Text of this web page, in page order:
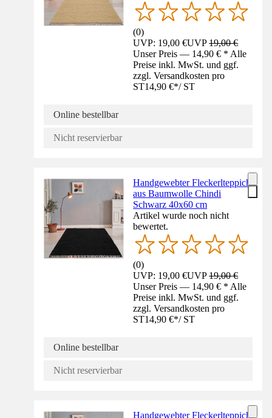
(0)
UVP: 19,00 €UVP19,00 €
Unser Preis — 14,90 € * Alle
Preise inkl. MwSt. und ggf.
zzgl. Versandkosten pro
ST14,90 €*/ ST
Online bestellbar
Nicht reservierbar
Handgewebter Fleckerlteppich
aus Baumwolle Chindi
Schwarz 40x60 cm
Artikel wurde noch nicht
bewertet.
(0)
UVP: 19,00 €UVP19,00 €
Unser Preis — 14,90 € * Alle
Preise inkl. MwSt. und ggf.
zzgl. Versandkosten pro
ST14,90 €*/ ST
Online bestellbar
Nicht reservierbar
Handgewebter Fleckerlteppich